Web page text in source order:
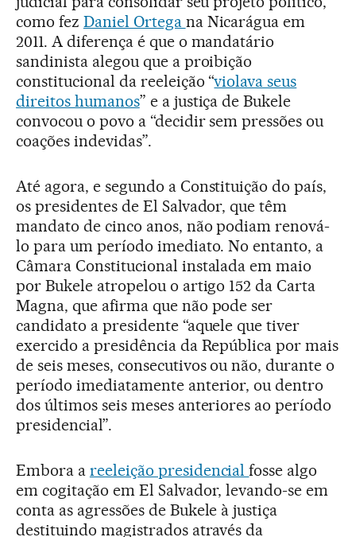
como fez Daniel Ortega na Nicarágua em
2011. A diferença é que o mandatário
sandinista alegou que a proibição
constitucional da reeleição “violava seus
direitos humanos” e a justiça de Bukele
convocou o povo a “decidir sem pressões ou
coações indevidas”.
Até agora, e segundo a Constituição do país,
os presidentes de El Salvador, que têm
mandato de cinco anos, não podiam renová-
lo para um período imediato. No entanto, a
Câmara Constitucional instalada em maio
por Bukele atropelou o artigo 152 da Carta
Magna, que afirma que não pode ser
candidato a presidente “aquele que tiver
exercido a presidência da República por mais
de seis meses, consecutivos ou não, durante o
período imediatamente anterior, ou dentro
dos últimos seis meses anteriores ao período
presidencial”.
Embora a reeleição presidencialfosse algo
em cogitação em El Salvador, levando-se em
conta as agressões de Bukele à justiça
destituindo magistrados através da